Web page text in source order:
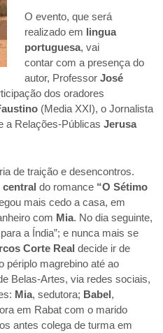
O evento, que será
realizado em lingua
portuguesa, vai
contar com a presença do
autor, Professor José
dos oradores
(Media XXI), o Jornalista
a Relações-PúblicasJerusa
de traição e desencontros.
central do romance “O Sétimo
mais cedo a casa, em
com Mia. No dia seguinte,
a Índia”; e nunca mais se
Corte Real decide ir de
périplo magrebino até ao
Belas-Artes, via redes sociais,
Mia, sedutora; Babel,
em Rabat com o marido
antes colega de turma em